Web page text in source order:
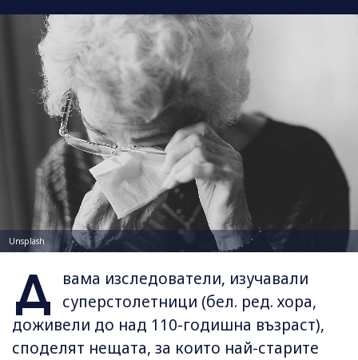
Unsplash
Д
вама изследователи, изучавали
суперстолетници (бел. ред. хора,
доживели до над 110-годишна възраст),
споделят нещата, за които най-старите